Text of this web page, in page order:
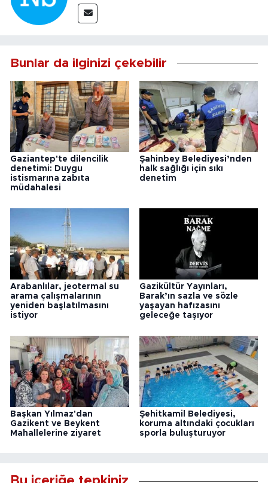
Bunlar da ilginizi çekebilir
Gaziantep'te dilencilik
denetimi: Duygu
istismarına zabıta
müdahalesi
Şahinbey Belediyesi’nden
halk sağlığı için sıkı
denetim
Arabanlılar, jeotermal su
arama çalışmalarının
yeniden başlatılmasını
istiyor
Gazikültür Yayınları,
Barak’ın sazla ve sözle
yaşayan hafızasını
geleceğe taşıyor
Başkan Yılmaz'dan
Gazikent ve Beykent
Mahallelerine ziyaret
Şehitkamil Belediyesi,
koruma altındaki çocukları
sporla buluşturuyor